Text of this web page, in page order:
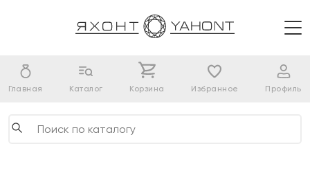
Главная Каталог Корзина Избранное Профиль